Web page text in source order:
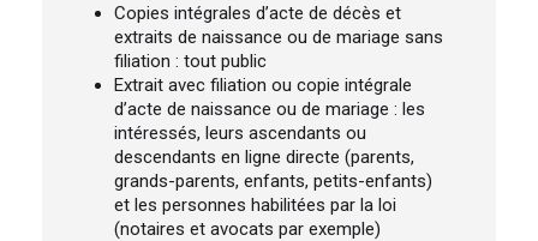
Copies intégrales d’acte de décès et
extraits de naissance ou de mariage sans
filiation : tout public
Extrait avec filiation ou copie intégrale
d’acte de naissance ou de mariage : les
intéressés, leurs ascendants ou
descendants en ligne directe (parents,
grands-parents, enfants, petits-enfants)
et les personnes habilitées par la loi
(notaires et avocats par exemple)